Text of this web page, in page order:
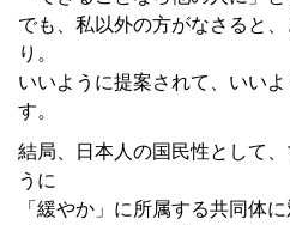
でも、私以外の方がなさると
り。
いいように提案されて、いい
す。
結局、日本人の国民性として
うに
「緩やか」に所属する共同体